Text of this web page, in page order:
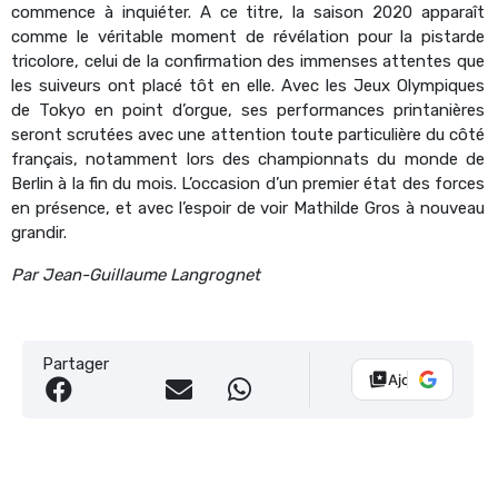
commence à inquiéter. A ce titre, la saison 2020 apparaît
comme le véritable moment de révélation pour la pistarde
tricolore, celui de la confirmation des immenses attentes que
les suiveurs ont placé tôt en elle. Avec les Jeux Olympiques
de Tokyo en point d’orgue, ses performances printanières
seront scrutées avec une attention toute particulière du côté
français, notamment lors des championnats du monde de
Berlin à la fin du mois. L’occasion d’un premier état des forces
en présence, et avec l’espoir de voir Mathilde Gros à nouveau
grandir.
Par Jean-Guillaume Langrognet
Partager
Ajouter Vélo